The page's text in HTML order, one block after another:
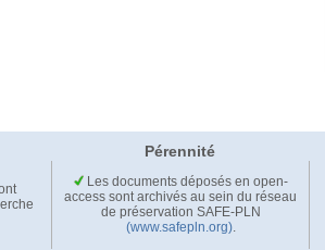
Pérennité
Les documents déposés en open-
access sont archivés au sein du réseau
de préservation SAFE-PLN
(www.safepln.org).